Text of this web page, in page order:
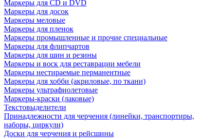
Маркеры для CD и DVD
Маркеры для досок
Маркеры меловые
Маркеры для пленок
Маркеры промышленные и прочие специальные
Маркеры для флипчартов
Маркеры для шин и резины
Маркеры и воск для реставрации мебели
Маркеры нестираемые перманентные
Маркеры для хобби (акриловые, по ткани)
Маркеры ультрафиолетовые
Маркеры-краски (лаковые)
Текстовыделители
Принадлежности для черчения (линейки, транспортиры,
наборы, циркули)
Доски для черчения и рейсшины